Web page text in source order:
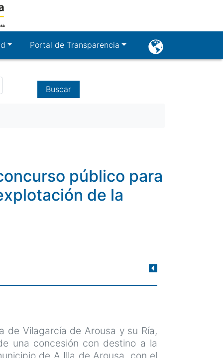
Portal de Transparencia
account
público para
de la
de Vilagarcía de Arousa y su Ría,
una concesión con destino a la
de A Illa de Arousa, con el